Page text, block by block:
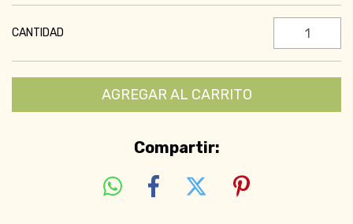
CANTIDAD
Compartir: